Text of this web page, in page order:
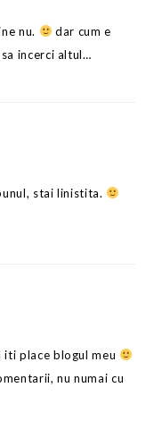
nu.
dar cum e
incerci altul…
stai linistita.
iti place blogul meu
nu numai cu